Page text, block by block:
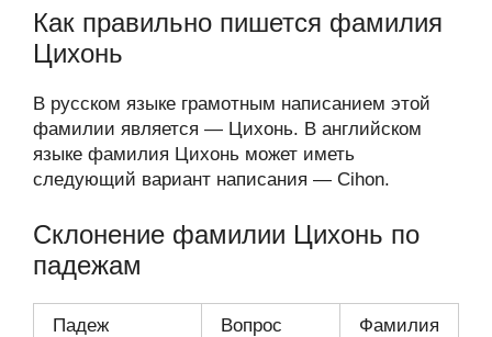
Как правильно пишется фамилия
Цихонь
В русском языке грамотным написанием этой
фамилии является — Цихонь. В английском
языке фамилия Цихонь может иметь
следующий вариант написания — Cihon.
Склонение фамилии Цихонь по
падежам
Падеж Вопрос Фамилия